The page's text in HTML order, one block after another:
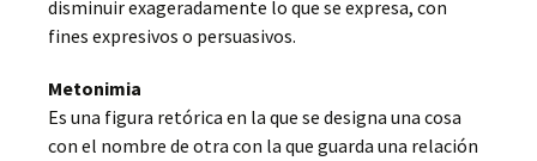
disminuir exageradamente lo que se expresa, con
fines expresivos o persuasivos.
Metonimia
Es una figura retórica en la que se designa una cosa
con el nombre de otra con la que guarda una relación